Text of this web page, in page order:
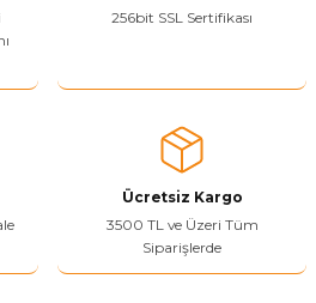
veya görüntülenemiyor.
bulunuyor.
olmalı.
256bit SSL Sertifikası
Ücretsiz Kargo
3500 TL ve Üzeri Tüm
Siparişlerde